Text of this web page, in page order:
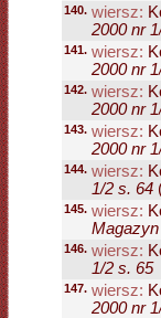
140. wiersz:
2000 nr
141. wiersz:
2000 nr
142. wiersz:
2000 nr
143. wiersz:
2000 nr
144. wiersz:
1/2 s. 64
145. wiersz:
146. wiersz:
1/2 s. 65
147. wiersz:
2000 nr